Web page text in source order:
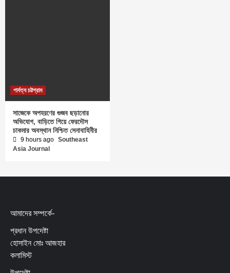
পার্বত্য চট্টগ্রাম
সাজেকে অপহরণের গুজব ছড়ানোর
অভিযোগ, বাড়িতে গিয়ে ফেরদৌস
চাকমার অবস্থান নিশ্চিত সেনাবাহিনীর
9 hours ago Southeast
Asia Journal
আমাদের সম্পর্কে-
প্রধান উপদেষ্টা
হোসাইন মোঃ আজহার
কলামিস্ট